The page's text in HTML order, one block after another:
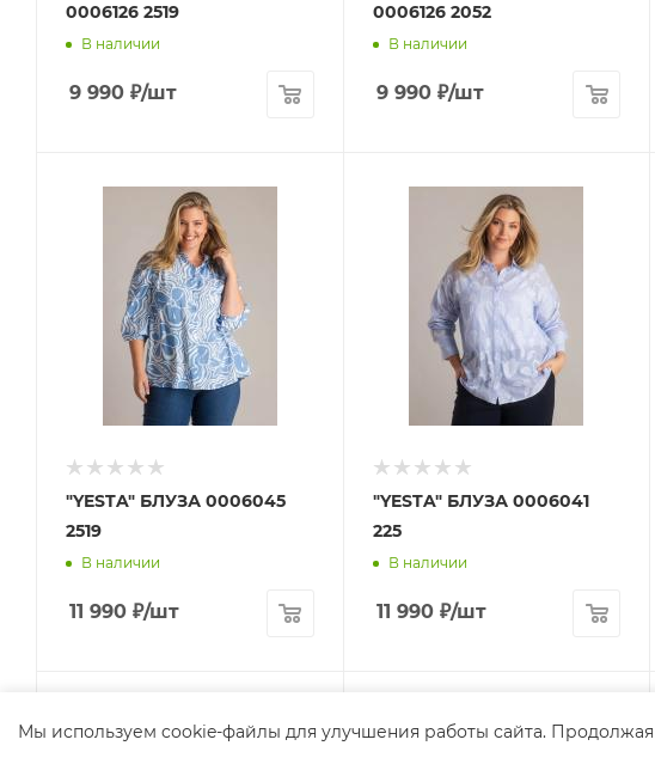
0006126 2519
В наличии
9 990 ₽/шт
0006126 2052
В наличии
9 990₽/шт
"YESTA" БЛУЗА 0006045
2519
В наличии
11 990 ₽/шт
"YESTA" БЛУЗА 0006041
225
В наличии
11 990₽/шт
Мы используем cookie-файлы для улучшения работы сайта.